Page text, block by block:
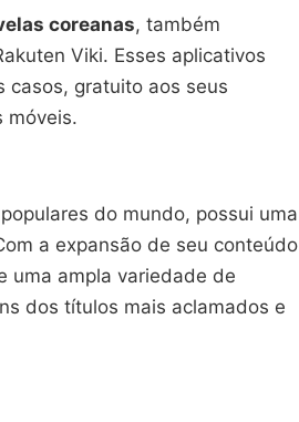
coreanas, também
Viki. Esses aplicativos
casos, gratuito aos seus
móveis.
do mundo, possui uma
a expansão de seu conteúdo
uma ampla variedade de
dos títulos mais aclamados e